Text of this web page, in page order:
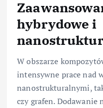
hybrydowe i
W obszarze
intensywne prace nad
nanostrukturalnymi,
czy grafen.